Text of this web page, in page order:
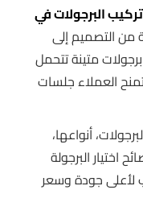
البرجولات في
من التصميم إلى
متينة تتحمل
العملاء جلسات
أنواعها،
اختيار البرجولة
لأعلى جودة وسعر